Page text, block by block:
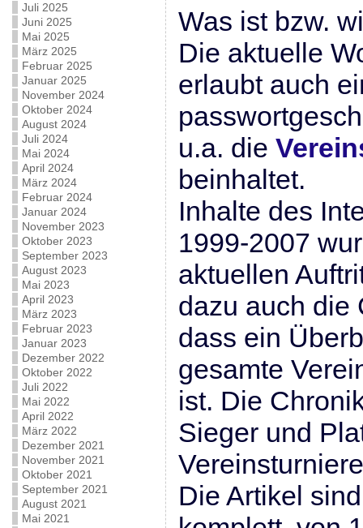
Juli 2025
Juni 2025
Mai 2025
März 2025
Februar 2025
Januar 2025
November 2024
Oktober 2024
August 2024
Juli 2024
Mai 2024
April 2024
März 2024
Februar 2024
Januar 2024
November 2023
Oktober 2023
September 2023
August 2023
Mai 2023
April 2023
März 2023
Februar 2023
Januar 2023
Dezember 2022
Oktober 2022
Juli 2022
Mai 2022
April 2022
März 2022
Dezember 2021
November 2021
Oktober 2021
September 2021
August 2021
Mai 2021
Was ist bzw.
Die aktuelle
erlaubt auch
u.a. die
beinhaltet.
Inhalte des
1999-2007
aktuellen
dazu auch die
dass ein
gesamte
ist. Die
Sieger und
Die Artikel